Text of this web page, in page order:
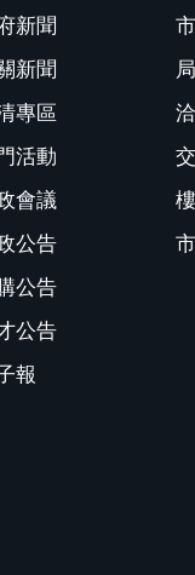
新聞
新聞
專區
活動
會議
公告
公告
公告
報